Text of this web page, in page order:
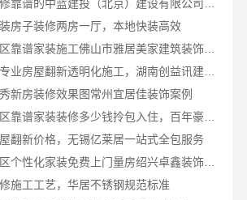
房子装修两房一厅，本地快装高效
佛山市区靠谱家装施工佛山市雅居美家建筑装饰工程有限公司
雨花区专业房屋翻新透明化施工，湖南创益讯建筑有限公司品质保障
新房装修效果图常州宜居佳装饰案例
苏州市区靠谱家装装修多少钱拎包入住，百年豪庭新材料全包服务
翻新价格，无锡亿莱居一站式全包服务
绍兴城区个性化家装免费上门量房绍兴卓鑫装饰材料有限公司
施工工艺，华居不锈钢规范标准